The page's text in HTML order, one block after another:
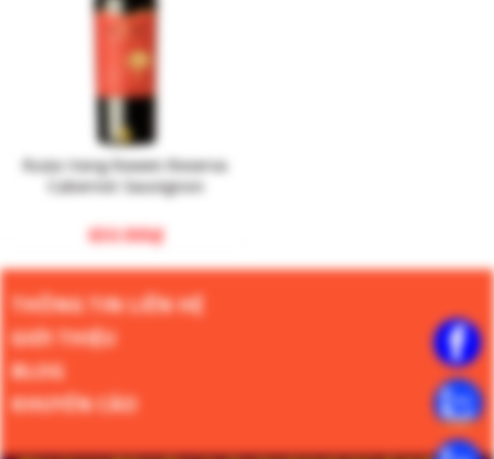
Rượu Vang Rawen Reserva
Cabernet Sauvignon
650.000₫
THÔNG TIN LIÊN HỆ
GIỚI THIỆU
BLOG
KHUYẾN CÁO